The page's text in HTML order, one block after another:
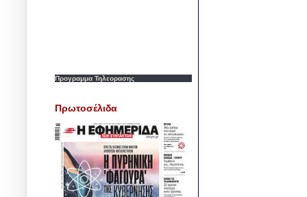
Προγραμμα Τηλεορασης
Πρωτοσέλιδα